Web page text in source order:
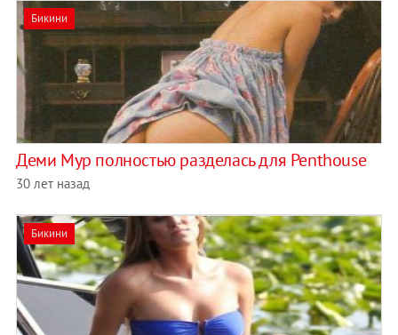
Бикини
Деми Мур полностью разделась для Penthouse
30 лет назад
Бикини